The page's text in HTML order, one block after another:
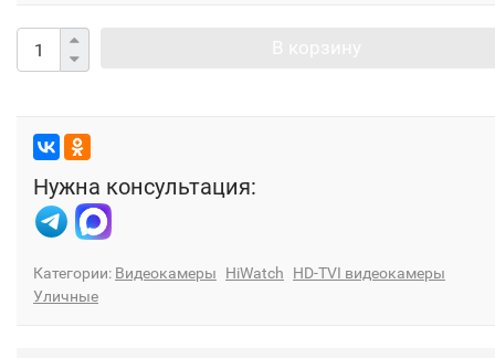
Нужна консультация:
Категории: Видеокамеры HiWatch
HD-TVI видеокамеры
Уличные